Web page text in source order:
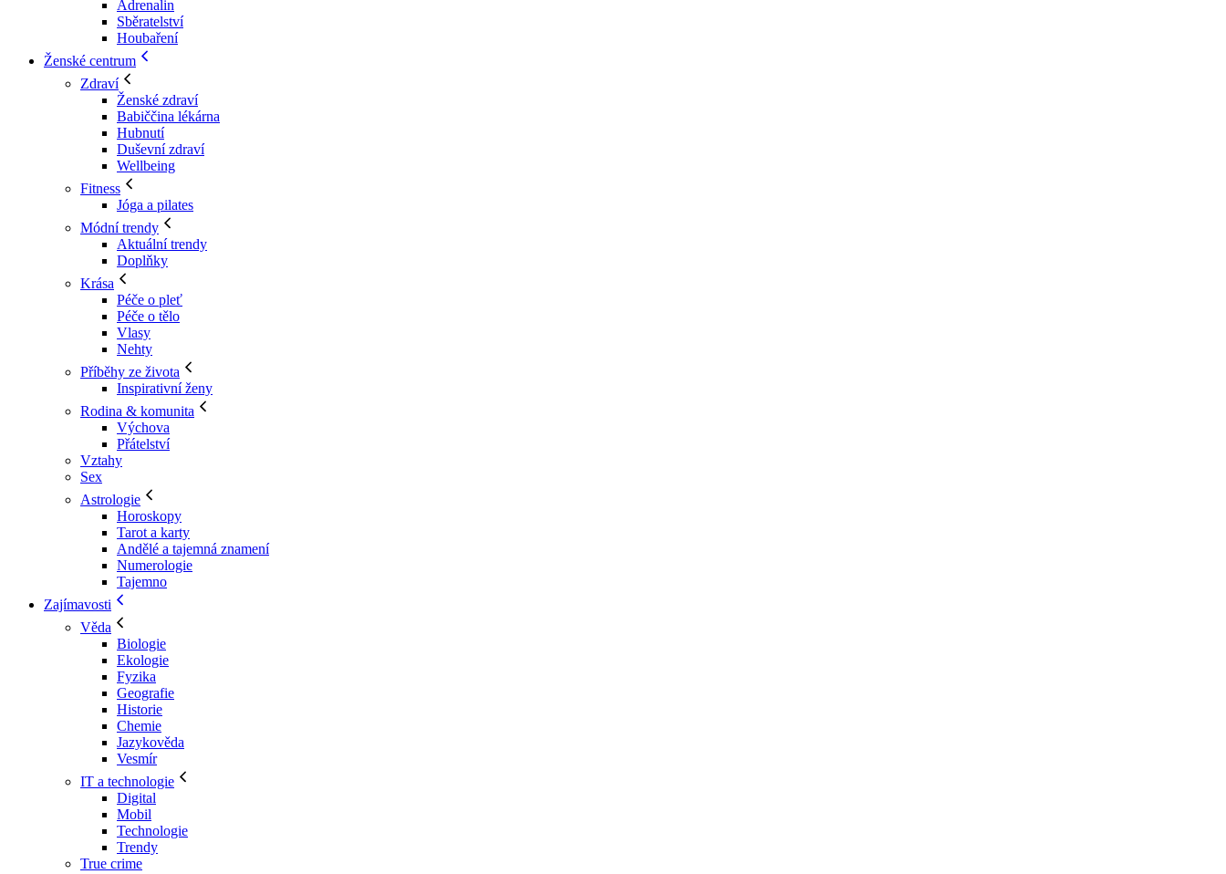
Adrenalin
Sběratelství
Houbaření
Ženské centrum
Zdraví
Ženské zdraví
Babiččina lékárna
Hubnutí
Duševní zdraví
Wellbeing
Fitness
Jóga a pilates
Módní trendy
Aktuální trendy
Doplňky
Krása
Péče o pleť
Péče o tělo
Vlasy
Nehty
Příběhy ze života
Inspirativní ženy
Rodina & komunita
Výchova
Přátelství
Vztahy
Sex
Astrologie
Horoskopy
Tarot a karty
Andělé a tajemná znamení
Numerologie
Tajemno
Zajímavosti
Věda
Biologie
Ekologie
Fyzika
Geografie
Historie
Chemie
Jazykověda
Vesmír
IT a technologie
Digital
Mobil
Technologie
Trendy
True crime